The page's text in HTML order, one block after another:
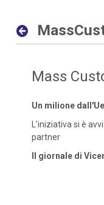
Mass
Un milione
L'iniziativa si è
partner
Il giornale di